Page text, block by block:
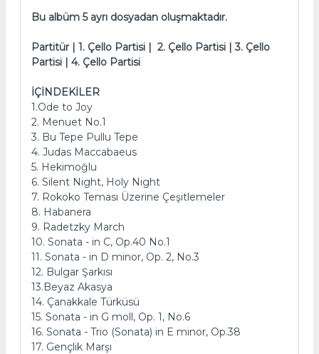
Bu albüm 5 ayrı dosyadan oluşmaktadır.
Partitür | 1. Çello Partisi | 2. Çello Partisi | 3. Çello
Partisi | 4. Çello Partisi
İÇİNDEKİLER
1.Ode to Joy
2. Menuet No.1
3. Bu Tepe Pullu Tepe
4. Judas Maccabaeus
5. Hekimoğlu
6. Silent Night, Holy Night
7. Rokoko Teması Üzerine Çeşitlemeler
8. Habanera
9. Radetzky March
10. Sonata - in C, Op.40 No.1
11. Sonata - in D minor, Op. 2, No.3
12. Bulgar Şarkısı
13.Beyaz Akasya
14. Çanakkale Türküsü
15. Sonata - in G moll, Op. 1, No.6
16. Sonata - Trio (Sonata) in E minor, Op.38
17. Gençlik Marşı